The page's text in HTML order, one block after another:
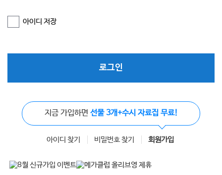
아이디 저장
로그인
지금 가입하면 선물 3개+수시 자료집 무료!
아이디 찾기 비밀번호 찾기 회원가입